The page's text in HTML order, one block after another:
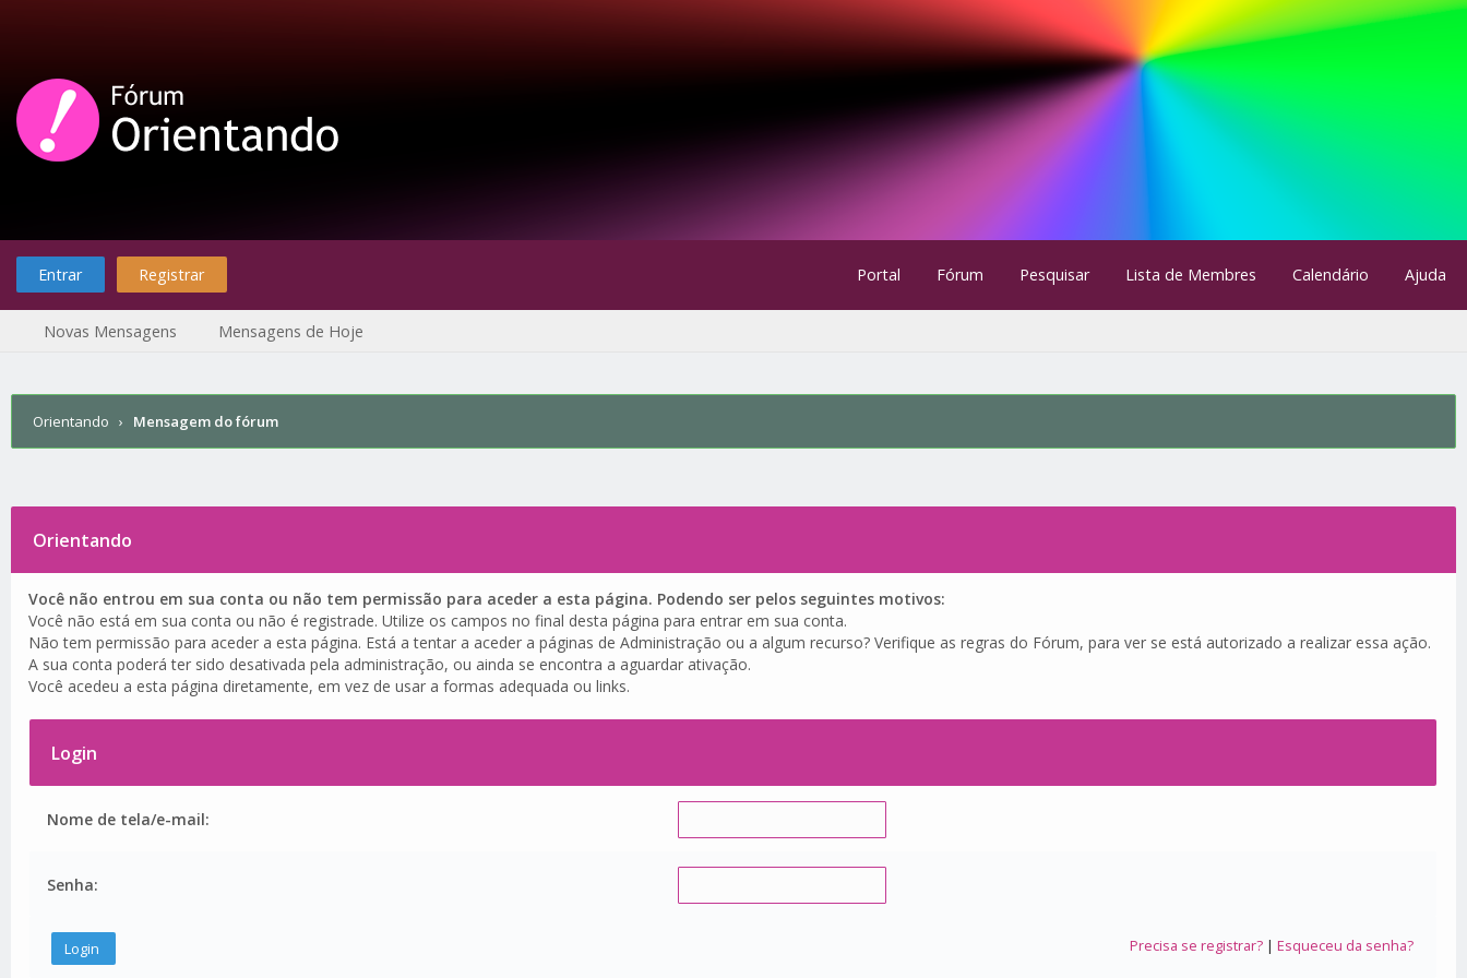
Entrar Registrar Portal Fórum Pesquisar Lista de Membres Calendário Ajuda
Novas Mensagens Mensagens de Hoje
Orientando › Mensagem do fórum
Orientando
Você não entrou em sua conta ou não tem permissão para aceder a esta página. Podendo ser pelos seguintes motivos:
Você não está em sua conta ou não é registrade. Utilize os campos no final desta página para entrar em sua conta.
Não tem permissão para aceder a esta página. Está a tentar a aceder a páginas de Administração ou a algum recurso? Verifique as regras do Fórum, para ver se está autorizado a realizar essa ação.
A sua conta poderá ter sido desativada pela administração, ou ainda se encontra a aguardar ativação.
Você acedeu a esta página diretamente, em vez de usar a formas adequada ou links.
Login
Nome de tela/e-mail:
Senha:
Precisa se registrar?| Esqueceu da senha?